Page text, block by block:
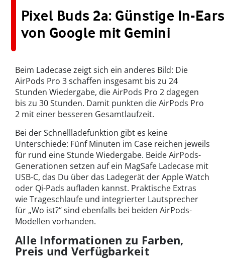
Pixel Buds 2a: Günstige In-Ears
von Google mit Gemini
Beim Ladecase zeigt sich ein anderes Bild: Die
AirPods Pro 3 schaffen insgesamt bis zu 24
Stunden Wiedergabe, die AirPods Pro 2 dagegen
bis zu 30 Stunden. Damit punkten die AirPods Pro
2 mit einer besseren Gesamtlaufzeit.
Bei der Schnellladefunktion gibt es keine
Unterschiede: Fünf Minuten im Case reichen jeweils
für rund eine Stunde Wiedergabe. Beide AirPods-
Generationen setzen auf ein MagSafe Ladecase mit
USB-C, das Du über das Ladegerät der Apple Watch
oder Qi-Pads aufladen kannst. Praktische Extras
wie Trageschlaufe und integrierter Lautsprecher
für „Wo ist?“ sind ebenfalls bei beiden AirPods-
Modellen vorhanden.
Alle Informationen zu Farben,
Preis und Verfügbarkeit